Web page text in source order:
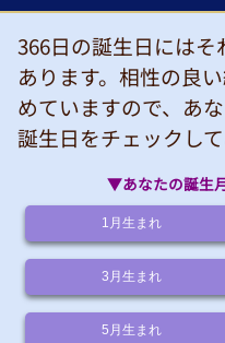
366日の誕生日には
あります。相性の良
めていますので、あ
誕生日をチェックして
▼あなたの誕生
1月 生まれ
3月 生まれ
5月 生まれ